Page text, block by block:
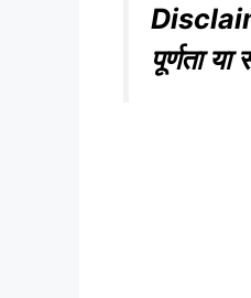
पूर्णता